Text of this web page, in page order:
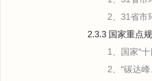
2、31省市
2.3.3 国家重点
1、国家“
2、“碳达